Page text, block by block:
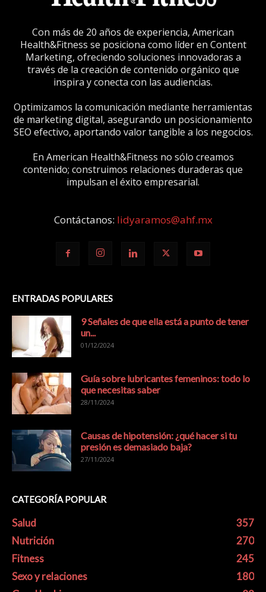
Con más de 20 años de experiencia, American
Health&Fitness se posiciona como líder en Content
Marketing, ofreciendo soluciones innovadoras a
través de la creación de contenido orgánico que
inspira y conecta con las audiencias.
Optimizamos la comunicación mediante herramientas
de marketing digital, asegurando un posicionamiento
SEO efectivo, aportando valor tangible a los negocios.
En American Health&Fitness no sólo creamos
contenido; construimos relaciones duraderas que
impulsan el éxito empresarial.
Contáctanos: lidyaramos@ahf.mx
ENTRADAS POPULARES
9 Señales de que ella está a punto de tener
un...
01/12/2024
Guía sobre lubricantes femeninos: todo lo
que necesitas saber
28/11/2024
Causas de hipotensión: ¿qué hacer si tu
presión es demasiado baja?
27/11/2024
CATEGORÍA POPULAR
Salud
357
Nutrición
270
Fitness
245
Sexo y relaciones
180